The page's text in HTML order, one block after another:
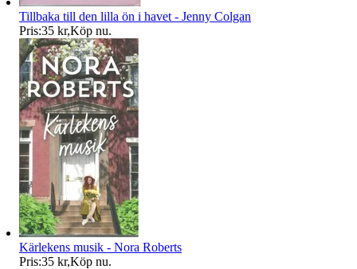
Tillbaka till den lilla ön i havet - Jenny Colgan
Pris:35 kr,Köp nu.
Kärlekens musik - Nora Roberts
Pris:35 kr,Köp nu.